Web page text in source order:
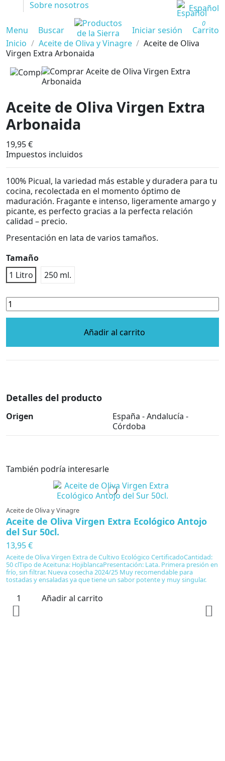
Sobre nosotros
Español
Menu
Buscar Iniciar sesión
0
Carrito
Inicio
Aceite de Oliva y Vinagre
Aceite de Oliva
Virgen Extra Arbonaida
Aceite de Oliva Virgen Extra
Arbonaida
19,95 €
Impuestos incluidos
100% Picual, la variedad más estable y duradera para tu
cocina, recolectada en el momento óptimo de
maduración. Fragante e intenso, ligeramente amargo y
picante, es perfecto gracias a la perfecta relación
calidad – precio.
Presentación en lata de varios tamaños.
Tamaño
1 Litro
250 ml.
Añadir al carrito
Detalles del producto
Origen
España - Andalucía -
Córdoba
También podría interesarle
Aceite de Oliva y Vinagre
Aceite de Oliva Virgen Extra Ecológico Antojo
del Sur 50cl.
13,95 €
Aceite de Oliva Virgen Extra de Cultivo Ecológico CertificadoCantidad:
50 clTipo de Aceituna: HojiblancaPresentación: Lata. Primera presión en
frío, sin filtrar. Nueva cosecha 2024/25 Muy recomendable para
tostadas y ensaladas ya que tiene un sabor potente y muy singular.
Añadir al carrito